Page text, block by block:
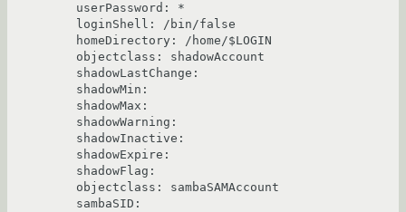
userPassword: *
loginShell: /bin/false
homeDirectory: /home/$LOGIN
objectclass: shadowAccount
shadowLastChange:
shadowMin:
shadowMax:
shadowWarning:
shadowInactive:
shadowExpire:
shadowFlag:
objectclass: sambaSAMAccount
sambaSID: